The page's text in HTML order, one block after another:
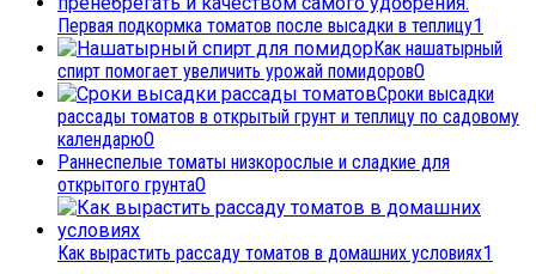
Первая подкормка томатов после высадки в теплицу1
Как нашатырный
спирт помогает увеличить урожай помидоров0
Сроки высадки
рассады томатов в открытый грунт и теплицу по садовому
календарю0
Раннеспелые томаты низкорослые и сладкие для
открытого грунта0
Как вырастить рассаду томатов в домашних условиях1